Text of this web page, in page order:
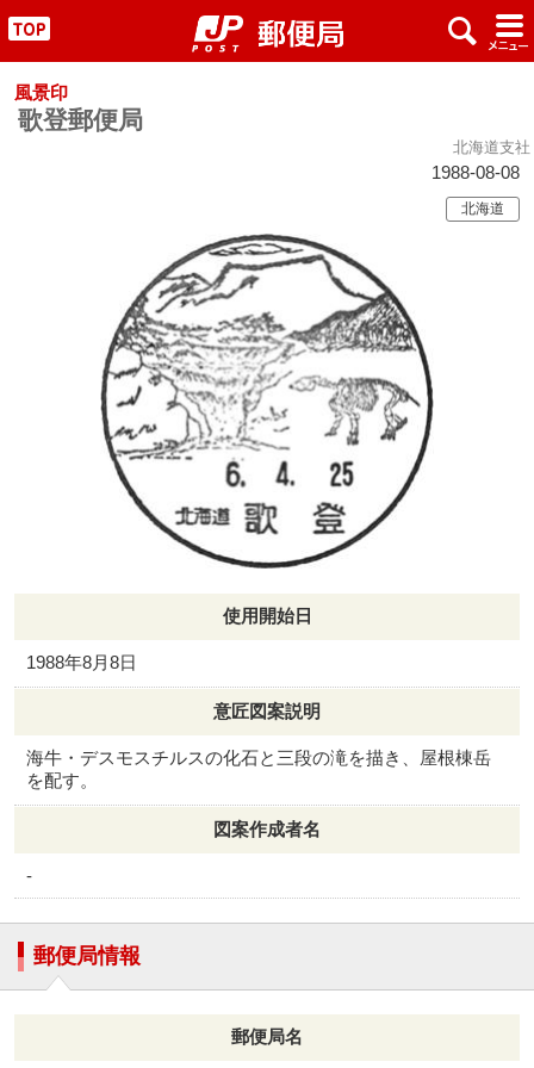
" x #
風景印
歌登郵便局
北海道支社
1988-08-08
北海道
使用開始日
1988年8月8日
意匠図案説明
海牛・デスモスチルスの化石と三段の滝を描き、屋根棟岳
を配す。
図案作成者名
-
郵便局情報
郵便局名